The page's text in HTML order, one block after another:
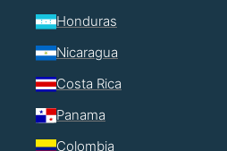
Honduras
Nicaragua
Costa Rica
Panama
Colombia